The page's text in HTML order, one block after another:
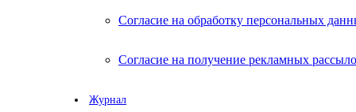
Согласие на обработку персональных
Согласие на получение рекламных
Журнал